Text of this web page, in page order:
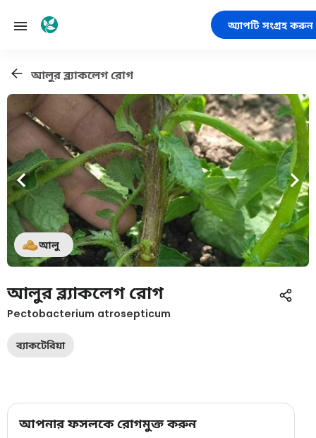
অ্যাপটি সংগ্রহ করুন
আলুর ব্ল্যাকলেগ রোগ
আলু
আলুর ব্ল্যাকলেগ রোগ
Pectobacterium atrosepticum
ব্যাকটেরিয়া
আপনার ফসলকে রোগমুক্ত করুন